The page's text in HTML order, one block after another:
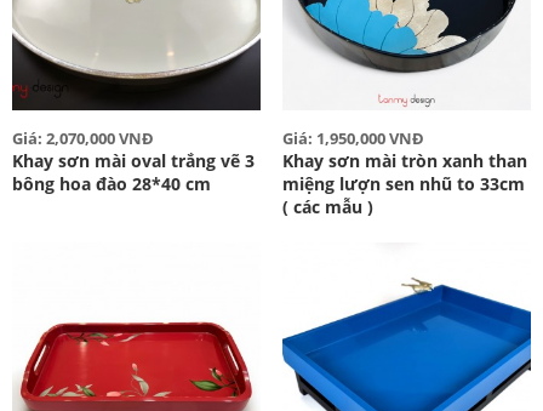
Giá: 2,070,000 VNĐ
Khay sơn mài oval trắng vẽ 3
bông hoa đào 28*40 cm
Giá: 1,950,000 VNĐ
Khay sơn mài tròn xanh than
miệng lượn sen nhũ to 33cm
( các mẫu )